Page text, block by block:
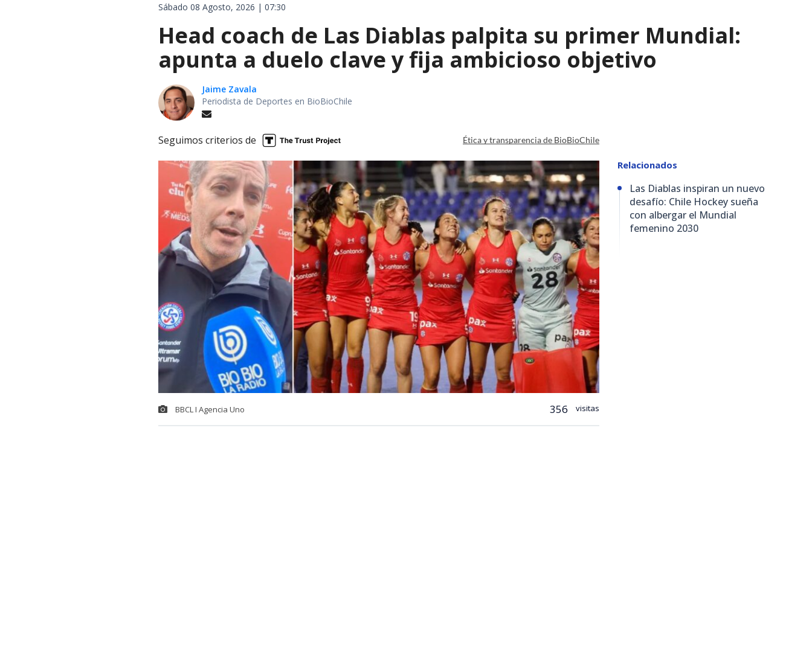
Sábado 08 Agosto, 2026 | 07:30
Head coach de Las Diablas palpita su primer Mundial:
apunta a duelo clave y fija ambicioso objetivo
Jaime Zavala
Periodista de Deportes en BioBioChile
Seguimos criterios de Ética y transparencia de BioBioChile
BBCL I Agencia Uno 356 visitas
Relacionados
Las Diablas inspiran un nuevo
desafío: Chile Hockey sueña
con albergar el Mundial
femenino 2030